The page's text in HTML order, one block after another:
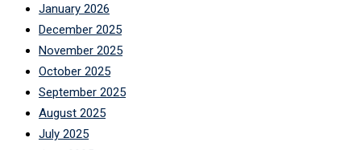
January 2026
December 2025
November 2025
October 2025
September 2025
August 2025
July 2025